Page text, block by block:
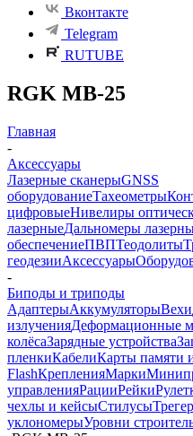
Вконтакте
Telegram
RUTUBE
RGK MB-25
Главная
-
Аксессуары
Лазерные сканерыGNSS
оборудованиеТахеометры
цифровыеНивелиры
лазерныеДальномеры
обеспечениеПВПТеодолиты
геодезииАксессуары
-
Биподы и триподы
АдаптерыАккумуляторыВехи
излученияДеформационные
колёсаЗарядные устройства
пленкиКабелиКарты памяти
FlashКрепленияМарки
управленияРацииРейки
чехлы и кейсыСтилусы
уклономерыУровни